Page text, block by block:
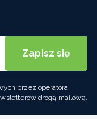
przez operatora
drogą mailową.